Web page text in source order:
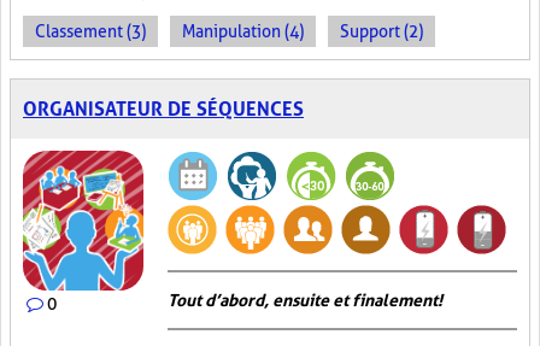
Classement (3) Manipulation (4) Support (2)
ORGANISATEUR DE SÉQUENCES
0 Tout d’abord, ensuite et finalement!